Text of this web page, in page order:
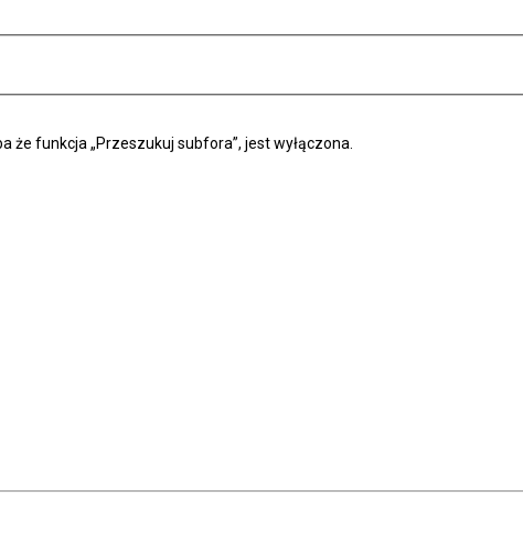
funkcja „Przeszukuj subfora”, jest wyłączona.